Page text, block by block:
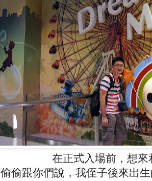
在正式入場前，想
偷偷跟你們說，我侄子後來出